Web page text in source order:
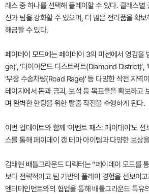
래스 중 하나를 선택해 플레이할 수 있다. 클래스별
신과 팀을 강화할 수 있으며, 더 많은 전리품을 확
해금할 수 있다.
페이데이 모드에는 페이데이 3의 미션에서 영감을
ge)’, ‘다이아몬드 디스트릭트(Diamond District)’,
‘무장 수송차량(Road Rage)’ 등 다양한 작전 지역
테이지에서 돈과 금괴, 보석 등 목표물을 확보하고
며 완벽한 한탕을 위한 탈출 작전을 수행하게 된다.
이번 업데이트와 함께 ‘이벤트 패스: 페이데이’도
스를 통해 페이데이 갱 테마 아이템과 다양한 보상
김태현 배틀그라운드 디렉터는 “페이데이 모드를
보다 전략적이고 팀 기반의 플레이 경험을 선보이
엔터테인먼트와의 협업을 통해 배틀그라운드 특유